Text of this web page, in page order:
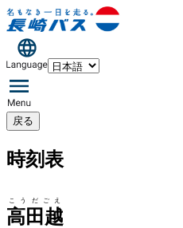
戻る
時刻表
高田越
こうだごえ